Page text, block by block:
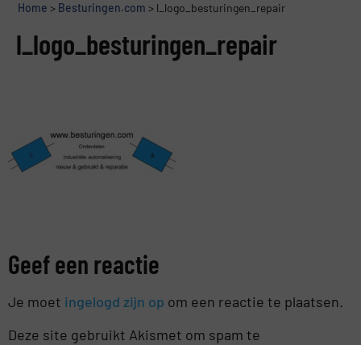
Home > Besturingen.com > l_logo_besturingen_repair
l_logo_besturingen_repair
Geef een reactie
Je moet ingelogd zijn op om een reactie te plaatsen.
Deze site gebruikt Akismet om spam te